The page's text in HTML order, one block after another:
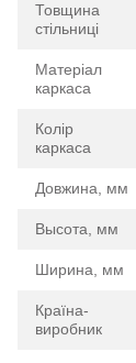
Товщина
стільниці
Матеріал
каркаса
Колір
каркаса
Довжина, мм
Высота, мм
Ширина, мм
Країна-
виробник